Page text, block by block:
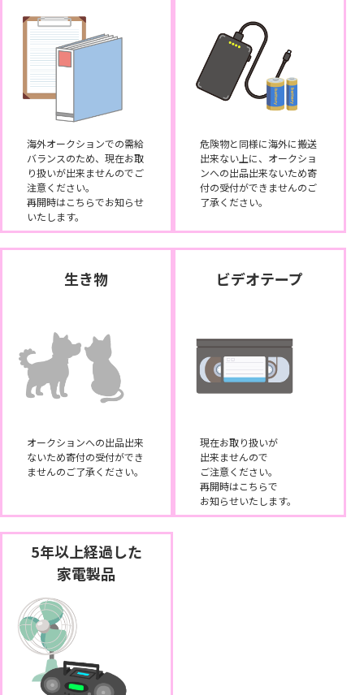
海外オークションでの需給
バランスのため、現在お取
り扱いが出来ませんのでご
注意ください。
再開時はこちらでお知らせ
いたします。
危険物と同様に海外に搬送
出来ない上に、オークショ
ンへの出品出来ないため寄
付の受付ができませんのご
了承ください。
生き物
オークションへの出品出来
ないため寄付の受付ができ
ませんのご了承ください。
ビデオテープ
現在お取り扱いが
出来ませんので
ご注意ください。
再開時はこちらで
お知らせいたします。
5年以上経過した
家電製品